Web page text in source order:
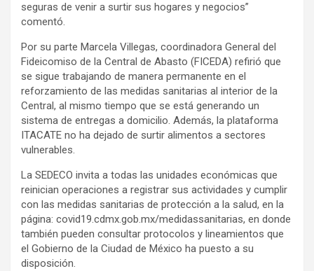
seguras de venir a surtir sus hogares y negocios”
comentó.
Por su parte Marcela Villegas, coordinadora General del
Fideicomiso de la Central de Abasto (FICEDA) refirió que
se sigue trabajando de manera permanente en el
reforzamiento de las medidas sanitarias al interior de la
Central, al mismo tiempo que se está generando un
sistema de entregas a domicilio. Además, la plataforma
ITACATE no ha dejado de surtir alimentos a sectores
vulnerables.
La SEDECO invita a todas las unidades económicas que
reinician operaciones a registrar sus actividades y cumplir
con las medidas sanitarias de protección a la salud, en la
página: covid19.cdmx.gob.mx/medidassanitarias, en donde
también pueden consultar protocolos y lineamientos que
el Gobierno de la Ciudad de México ha puesto a su
disposición.